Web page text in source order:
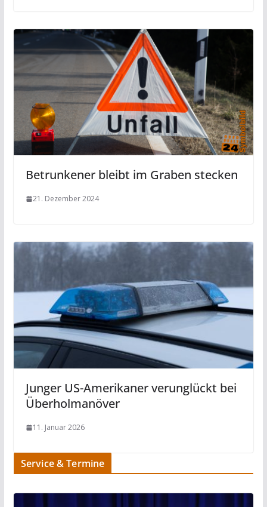
Betrunkener bleibt im Graben stecken
21. Dezember 2024
Junger US-Amerikaner verunglückt bei
Überholmanöver
11. Januar 2026
Service & Termine